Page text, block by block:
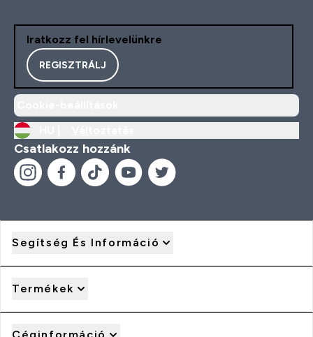
Iratkozz fel hírlevelünkre
REGISZTRÁLJ
Csatlakozz hozzánk
Segítség És Információ
Termékek
Céginformáció